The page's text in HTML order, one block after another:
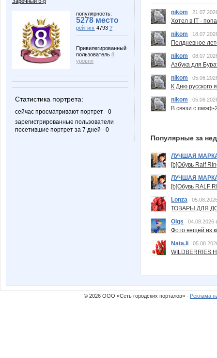
популярность:
5278 место
рейтинг 4793 ?
Привилегированный
пользователь 8
уровня
Статистика портрета:
сейчас просматривают портрет - 0
зарегистрированные пользователи
посетившие портрет за 7 дней - 0
nikom
Хотел в IT -
nikom
Полдневное
nikom
Азбука для
nikom
К Дню русского
nikom
В связи с пмэф-
Популярные за
ЛУЧШАЯ
[b]Обувь Ralf
ЛУЧШАЯ
[b]Обувь RALF
Lonza
ТОВАРЫ ДЛЯ
Olgs
04.08.2026
Фото вещей из
Nata.li
© 2026 ООО «Сеть городских порталов» · Реклама